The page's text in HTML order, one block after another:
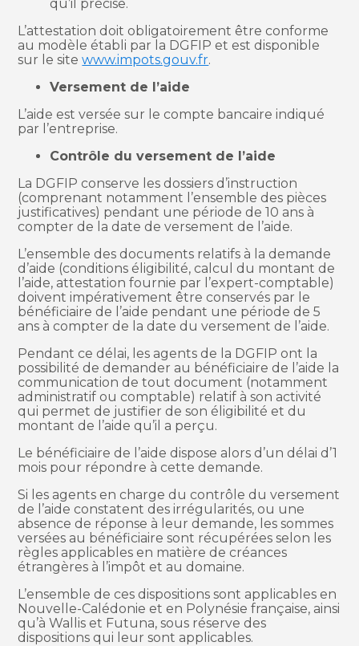
qu’il précise.
L’attestation doit obligatoirement être conforme
au modèle établi par la DGFIP et est disponible
sur le sitewww.impots.gouv.fr.
Versement de l’aide
L’aide est versée sur le compte bancaire indiqué
par l’entreprise.
Contrôle du versement de l’aide
La DGFIP conserve les dossiers d’instruction
(comprenant notamment l’ensemble des pièces
justificatives) pendant une période de 10 ans à
compter de la date de versement de l’aide.
L’ensemble des documents relatifs à la demande
d’aide (conditions éligibilité, calcul du montant de
l’aide, attestation fournie par l’expert-comptable)
doivent impérativement être conservés par le
bénéficiaire de l’aide pendant une période de 5
ans à compter de la date du versement de l’aide.
Pendant ce délai, les agents de la DGFIP ont la
possibilité de demander au bénéficiaire de l’aide la
communication de tout document (notamment
administratif ou comptable) relatif à son activité
qui permet de justifier de son éligibilité et du
montant de l’aide qu’il a perçu.
Le bénéficiaire de l’aide dispose alors d’un délai d’1
mois pour répondre à cette demande.
Si les agents en charge du contrôle du versement
de l’aide constatent des irrégularités, ou une
absence de réponse à leur demande, les sommes
versées au bénéficiaire sont récupérées selon les
règles applicables en matière de créances
étrangères à l’impôt et au domaine.
L’ensemble de ces dispositions sont applicables en
Nouvelle-Calédonie et en Polynésie française, ainsi
qu’à Wallis et Futuna, sous réserve des
dispositions qui leur sont applicables.